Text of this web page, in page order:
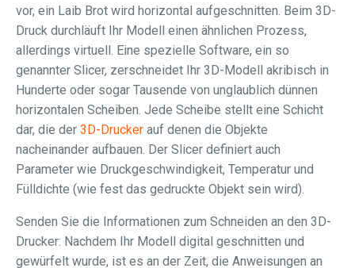
vor, ein Laib Brot wird horizontal aufgeschnitten. Beim 3D-
Druck durchläuft Ihr Modell einen ähnlichen Prozess,
allerdings virtuell. Eine spezielle Software, ein so
genannter Slicer, zerschneidet Ihr 3D-Modell akribisch in
Hunderte oder sogar Tausende von unglaublich dünnen
horizontalen Scheiben. Jede Scheibe stellt eine Schicht
dar, die der 3D-Drucker auf denen die Objekte
nacheinander aufbauen. Der Slicer definiert auch
Parameter wie Druckgeschwindigkeit, Temperatur und
Fülldichte (wie fest das gedruckte Objekt sein wird).
Senden Sie die Informationen zum Schneiden an den 3D-
Drucker: Nachdem Ihr Modell digital geschnitten und
gewürfelt wurde, ist es an der Zeit, die Anweisungen an